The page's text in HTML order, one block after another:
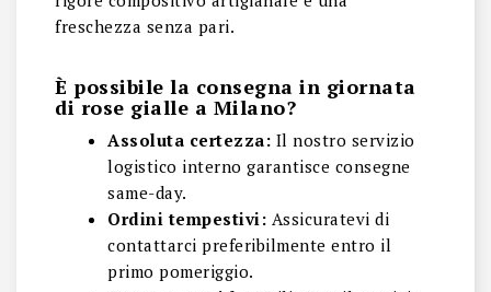
freschezza senza pari.
È possibile la consegna in giornata
di rose gialle a Milano?
Assoluta certezza: Il nostro servizio
logistico interno garantisce consegne
same-day.
Ordini tempestivi: Assicuratevi di
contattarci preferibilmente entro il
primo pomeriggio.